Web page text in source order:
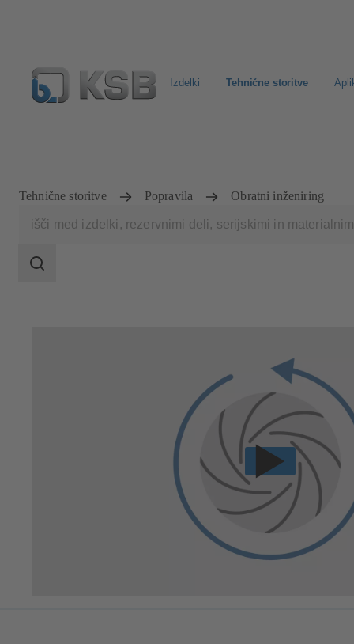
Izdelki Tehnične storitve
Tehnične storitve Popravila Obratni inženiring
iskanja
področje